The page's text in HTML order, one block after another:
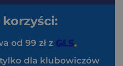
od 99 zł z
dla klubowiczów